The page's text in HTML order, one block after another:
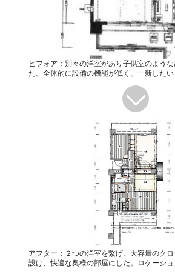
ビフォア：別々の洋室があり子供室のよう
た。全体的に設備の機能が低く、一新したい
アフター：２つの洋室を繋げ、大容量のク
設け、快適な奥様の部屋にした。ロケーショ